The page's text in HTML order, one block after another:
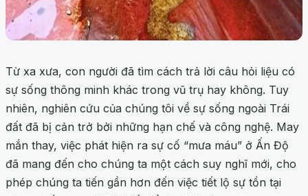
Từ xa xưa, con người đã tìm cách trả lời câu hỏi liệu có
sự sống thông minh khác trong vũ trụ hay không. Tuy
nhiên, nghiên cứu của chúng tôi về sự sống ngoài Trái
đất đã bị cản trở bởi những hạn chế và công nghệ. May
mắn thay, việc phát hiện ra sự cố “mưa máu” ở Ấn Độ
đã mang đến cho chúng ta một cách suy nghĩ mới, cho
phép chúng ta tiến gần hơn đến việc tiết lộ sự tồn tại